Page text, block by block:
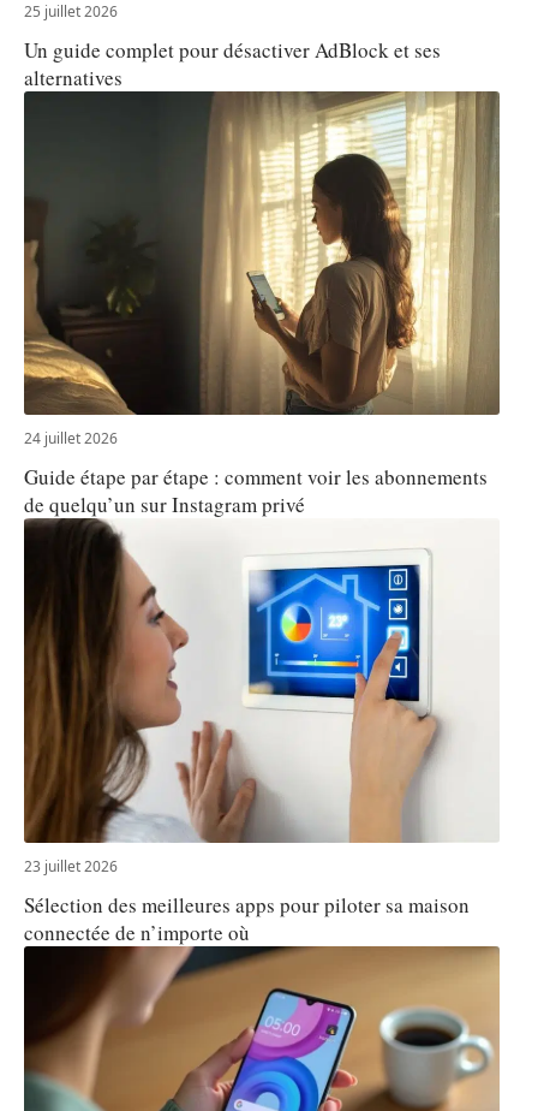
25 juillet 2026
Un guide complet pour désactiver AdBlock et ses
alternatives
24 juillet 2026
Guide étape par étape : comment voir les abonnements
de quelqu’un sur Instagram privé
23 juillet 2026
Sélection des meilleures apps pour piloter sa maison
connectée de n’importe où